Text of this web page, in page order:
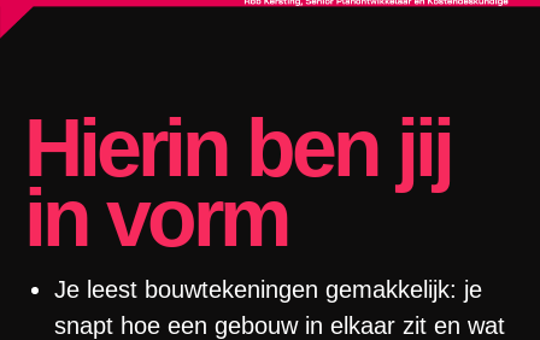
Hierin ben jij
in vorm
Je leest bouwtekeningen gemakkelijk: je
snapt hoe een gebouw in elkaar zit en wat